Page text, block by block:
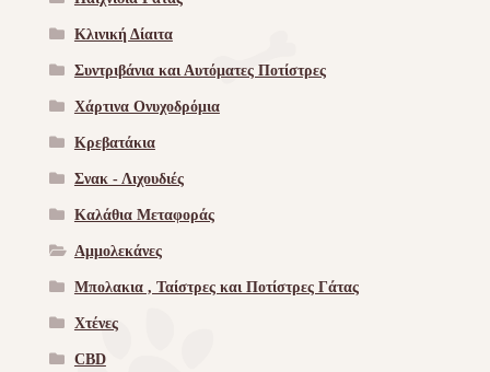
Κλινική Δίαιτα
Συντριβάνια και Αυτόματες Ποτίστρες
Χάρτινα Ονυχοδρόμια
Κρεβατάκια
Σνακ - Λιχουδιές
Καλάθια Μεταφοράς
Αμμολεκάνες
Μπολακια , Ταίστρες και Ποτίστρες Γάτας
Χτένες
CBD